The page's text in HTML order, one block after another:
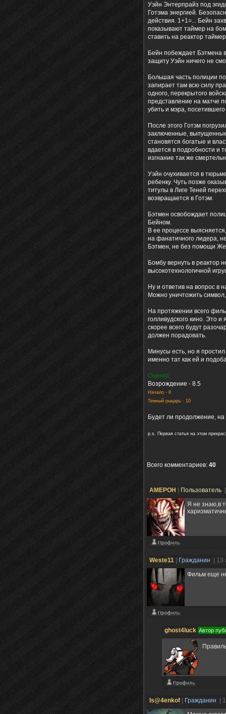
Уэйн Энтерпрайз под
Готэма энергией.
действия. 1+1=... Бейн
показывают таймер на
ставить на реактор
Бейн побеждает Бэтмена
защиту Уэйн ничего не
Большая часть полиции
запирает там всю силу
одного, перекрытого
представление на матче
убить и мэра, посетившего
После этого Готэм
заключенные,
становятся богатые и
вдается в подробности и
изгнание так же
Уэйн очухивается в
ребенку. Чуть позже
титулы в Лиге Теней
возвращается в Готэм.
Бэтмен освобождает
Бейном.
В ее процессе
на фанатичного лидера,
Бэтмен, не без помощи
Бомбу вернуть в реактор
высокотехнологичной
Ну и ответив на вопрос в
Можно уничтожить
На протяжении всего
голливудского кино. Это
скорее всего будут
должен порадовать.
Минусы есть, но я
именно тат как ей и
Оценка:
Возрождение - 8.5
Начало - 8
Темный рыцарь - 10
Будет ли продолжение,
p.s. Первая статья на этом
Всего комментариев: 40
AMEPOH Пользователь
Я не знаю,в
Weste11 Гражданин
|
Фильм еще
ghost4luck Автор
Is@4enkof Гражданин
|